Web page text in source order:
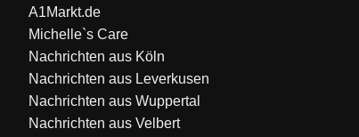
A1Markt.de
Michelle`s Care
Nachrichten aus Köln
Nachrichten aus Leverkusen
Nachrichten aus Wuppertal
Nachrichten aus Velbert